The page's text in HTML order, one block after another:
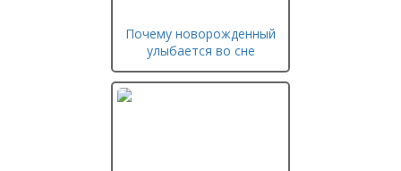
Почему новорожденный
улыбается во сне